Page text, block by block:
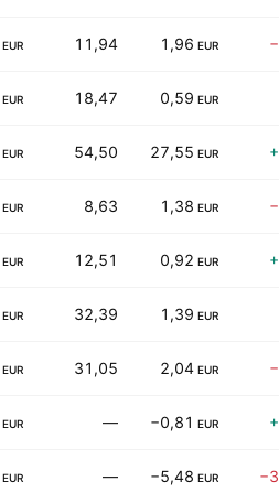
EUR 11,94 1,96 EUR
EUR 18,47 0,59 EUR
EUR 54,50 27,55 EUR
EUR 8,63 1,38 EUR
EUR 12,51 0,92 EUR
EUR 32,39 1,39 EUR
EUR 31,05 2,04 EUR
EUR — −0,81 EUR
EUR — −5,48 EUR